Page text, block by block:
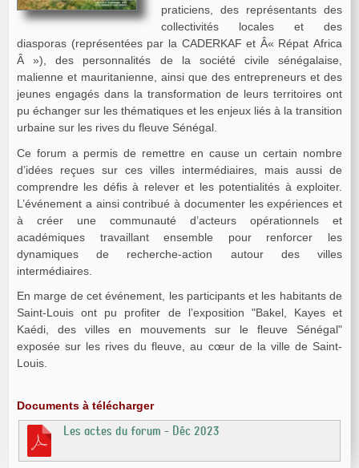
praticiens, des représentants des
collectivités locales et des
diasporas (représentées par la CADERKAF et Â« Répat Africa
Â »), des personnalités de la société civile sénégalaise,
malienne et mauritanienne, ainsi que des entrepreneurs et des
jeunes engagés dans la transformation de leurs territoires ont
pu échanger sur les thématiques et les enjeux liés à la transition
urbaine sur les rives du fleuve Sénégal.
Ce forum a permis de remettre en cause un certain nombre
d’idées reçues sur ces villes intermédiaires, mais aussi de
comprendre les défis à relever et les potentialités à exploiter.
L’événement a ainsi contribué à documenter les expériences et
à créer une communauté d’acteurs opérationnels et
académiques travaillant ensemble pour renforcer les
dynamiques de recherche-action autour des villes
intermédiaires.
En marge de cet événement, les participants et les habitants de
Saint-Louis ont pu profiter de l’exposition "Bakel, Kayes et
Kaédi, des villes en mouvements sur le fleuve Sénégal"
exposée sur les rives du fleuve, au cœur de la ville de Saint-
Louis.
Documents à télécharger
Les actes du forum - Déc 2023